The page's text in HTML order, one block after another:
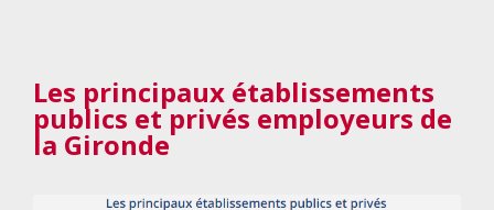
Les principaux établissements
publics et privés employeurs de
la Gironde